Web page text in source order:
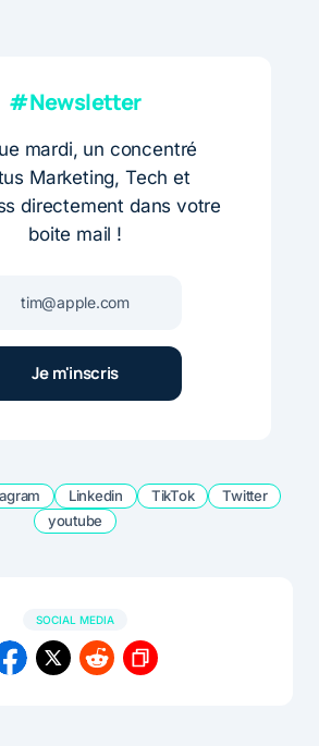
#Newsletter
mardi, un concentré
Marketing, Tech et
directement dans votre
boite mail !
Linkedin TikTok
Twitter
youtube
SOCIAL MEDIA